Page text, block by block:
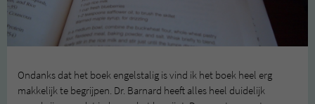
Ondanks dat het boek engelstalig is vind ik het boek heel erg
makkelijk te begrijpen. Dr. Barnard heeft alles heel duidelijk